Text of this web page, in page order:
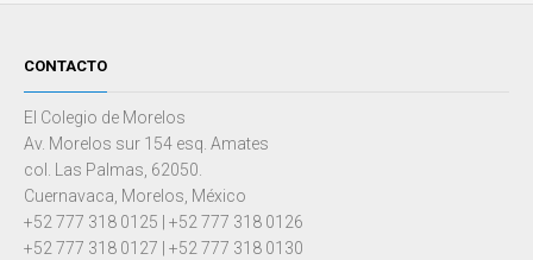
CONTACTO
El Colegio de Morelos
Av. Morelos sur 154 esq. Amates
col. Las Palmas, 62050.
Cuernavaca, Morelos, México
+52 777 318 0125 | +52 777 318 0126
+52 777 318 0127 | +52 777 318 0130